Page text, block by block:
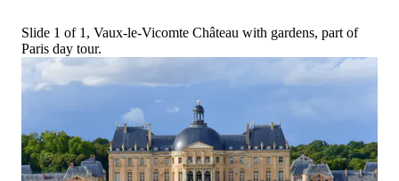
Slide 1 of 1, Vaux-le-Vicomte Château with gardens, part of
Paris day tour.